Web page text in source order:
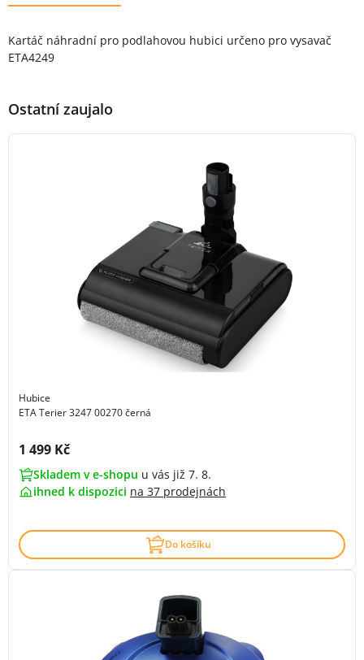
Kartáč náhradní pro podlahovou hubici určeno pro vysavač
ETA4249
Ostatní zaujalo
Hubice
ETA Terier 3247 00270 černá
Cena s DPH:
1 499 Kč
Skladem v e-shopu u vás již 7. 8.
ihned k dispozici na 37 prodejnách
Do košíku